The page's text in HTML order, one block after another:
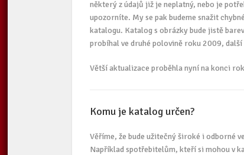
některý z údajů již je neplatný, nebo je
upozorníte. My se pak budeme snažit
katalogu. Katalog s obrázky bude jistě
probíhal ve druhé polovině roku 2009,
Větší aktualizace proběhla nyní na konci
Komu je katalog určen?
Věříme, že bude užitečný široké i odborné
Například spotřebitelům, kteří si mohou v